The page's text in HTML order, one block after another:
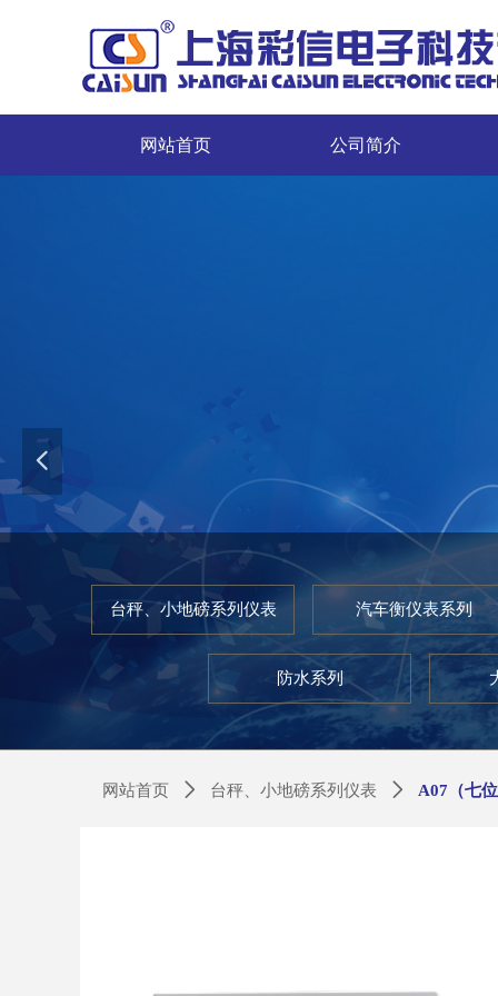
网站首页 公司简介
网站首页 ꄲ 台秤、小地磅系列仪表 ꄲ A07（七
台秤、小地磅系列仪表 汽车衡仪表系列
防水系列
넳